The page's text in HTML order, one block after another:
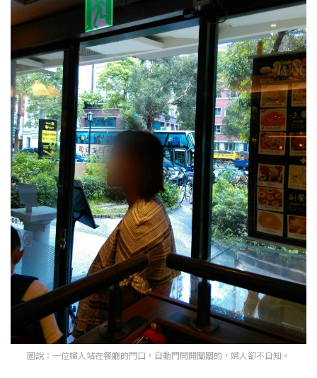
圖說：一位婦人站在餐廳的門口，自動門開開關關的，婦人卻不自知。